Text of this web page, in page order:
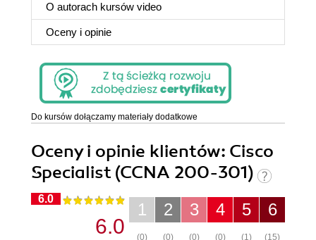
O autorach kursów video
Oceny i opinie
Do kursów dołączamy materiały dodatkowe
Oceny i opinie klientów: Cisco
Specialist (CCNA 200-301)
6.0
6
(15)
5
(1)
4
(0)
3
(0)
2
(0)
1
(0)
6.0